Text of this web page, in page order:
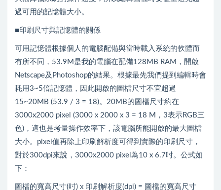
過可用的記憶體大小。
■印刷尺寸與記憶體的關係
可用記憶體根據個人的電腦配備與當時載入系統的軟體而
有所不同，53.9M是我的電腦在配備128MB RAM，開啟
Netscape及Photoshop的結果。根據最先我們提到編輯時會
耗用3~5倍記憶體，因此開啟的圖檔尺寸不宜超過
15~20MB (53.9 / 3 = 18)。20MB的圖檔尺寸約在
3000x2000 pixel (3000 x 2000 x 3 = 18 M，3表示RGB三
色)，這也是考量操作效率下，該電腦所能開啟的最大圖檔
大小。pixel值再除上印刷解析度可得到實際的印刷尺寸，
對於300dpi來說，3000x2000 pixel為10 x 6.7吋。公式如
下：
圖檔的寬高尺寸(吋) x 印刷解析度(dpi) = 圖檔的寬高尺寸